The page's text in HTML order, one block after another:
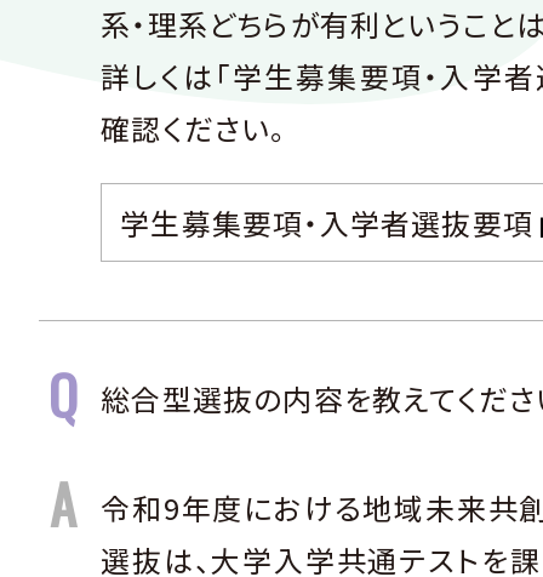
系・理系どちらが有利ということ
詳しくは「学生募集要項・入学
確認ください。
学生募集要項・入学者選抜要項
総合型選抜の内容を教えてくださ
令和9年度における地域未来共
選抜は、大学入学共通テストを